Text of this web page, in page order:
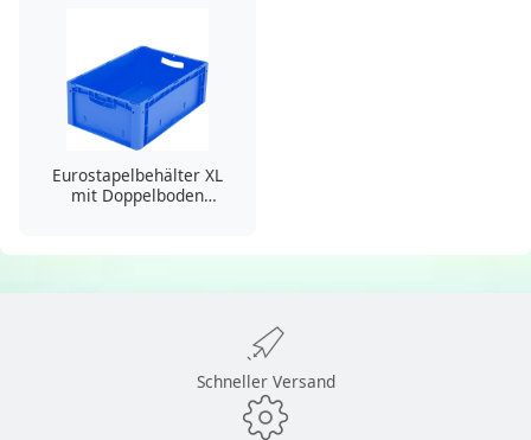
Eurostapelbehälter XL
mit Doppelboden
Schneller Versand